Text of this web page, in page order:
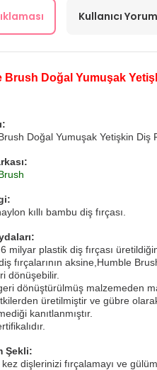
Kullanıcı
Brush Doğal Yumuşak
Doğal Yumuşak Yetişkin Diş
kıllı bambu diş fırçası.
milyar plastik diş fırçası
fırçalarının aksine,Humble
dönüşebilir.
dönüştürülmüş malzemeden
üretilmiştir ve gübre
kanıtlanmıştır.
Şekli:
dişlerinizi fırçalamayı ve